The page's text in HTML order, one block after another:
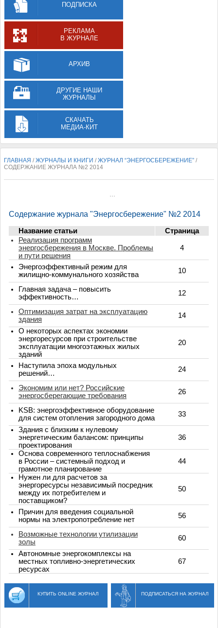
ПОДПИСКА
РЕКЛАМА
В ЖУРНАЛЕ
АРХИВ
ДРУГИЕ НАШИ
ЖУРНАЛЫ
СКАЧАТЬ
МЕДИА-КИТ
ГЛАВНАЯ /ЖУРНАЛЫ И КНИГИ /ЖУРНАЛ “ЭНЕРГОСБЕРЕЖЕНИЕ” /
СОДЕРЖАНИЕ ЖУРНАЛА №2 2014
Содержание журнала "Энергосбережение" №2 2014
Название статьи
Страница
Реализация программ
энергосбережения в Москве. Проблемы
и пути решения
4
Энергоэффективный режим для
жилищно-коммунального хозяйства
10
Главная задача – повысить
эффективность…
12
Оптимизация затрат на эксплуатацию
здания
14
О некоторых аспектах экономии
энергоресурсов при строительстве
эксплуатации многоэтажных жилых
зданий
20
Наступила эпоха модульных
решений…
24
Экономим или нет? Российские
энергосберегающие требования
26
KSB: энергоэффективное оборудование
для систем отопления загородного дома
33
Здания с близким к нулевому
энергетическим балансом: принципы
проектирования
36
Основа современного теплоснабжения
в России – системный подход и
грамотное планирование
44
Нужен ли для расчетов за
энергоресурсы независимый посредник
между их потребителем и
поставщиком?
50
Причин для введения социальной
нормы на электропотребление нет
56
Возможные технологии утилизации
золы
60
Автономные энергокомплексы на
местных топливно-энергетических
ресурсах
67
КУПИТЬ ONLINE ЖУРНАЛ ПОДПИСАТЬСЯ НА ЖУРНАЛ